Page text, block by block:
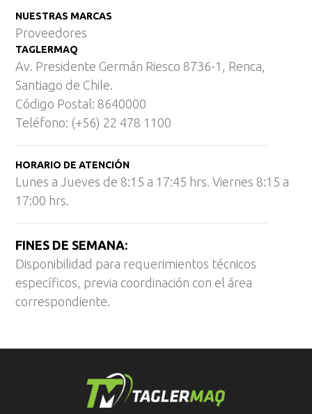
NUESTRAS MARCAS
Proveedores
TAGLERMAQ
Av. Presidente Germán Riesco 8736-1, Renca,
Santiago de Chile.
Código Postal: 8640000
Teléfono: (+56) 22 478 1100
HORARIO DE ATENCIÓN
Lunes a Jueves de 8:15 a 17:45 hrs. Viernes 8:15 a
17:00 hrs.
FINES DE SEMANA:
Disponibilidad para requerimientos técnicos
específicos, previa coordinación con el área
correspondiente.